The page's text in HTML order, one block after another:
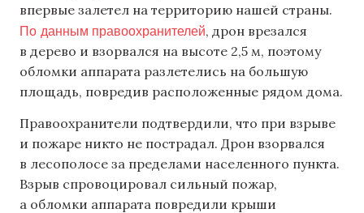
впервые залетел на территорию нашей страны.
По данным правоохранителей, дрон врезался
в дерево и взорвался на высоте 2,5 м, поэтому
обломки аппарата разлетелись на большую
площадь, повредив расположенные рядом дома.
Правоохранители подтвердили, что при взрыве
и пожаре никто не пострадал. Дрон взорвался
в лесополосе за пределами населенного пункта.
Взрыв спровоцировал сильный пожар,
а обломки аппарата повредили крыши